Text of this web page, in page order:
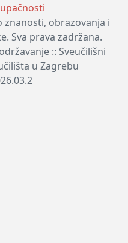
znanosti, obrazovanja i
Sva prava zadržana.
:: Sveučilišni
u Zagrebu